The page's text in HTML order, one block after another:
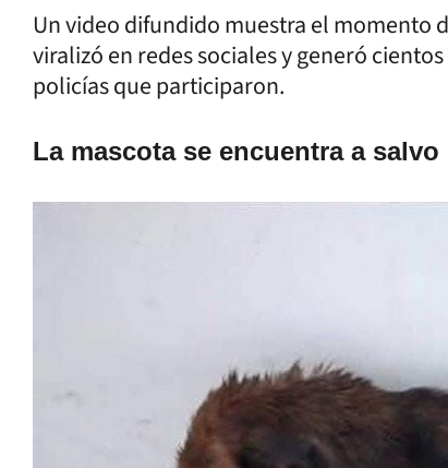
Un video difundido muestra el momento
viralizó en redes sociales y generó
policías que participaron.
La mascota se encuentra a salvo